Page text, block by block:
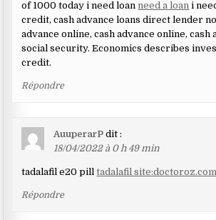
of 1000 today i need loanneed a loan i
credit, cash advance loans direct lender
advance online, cash advance online, cash
social security. Economics describes
credit.
Répondre
AuuperarP dit :
18/04/2022 à 0 h 49 min
tadalafil e20 pilltadalafil site:doctoroz.com
Répondre